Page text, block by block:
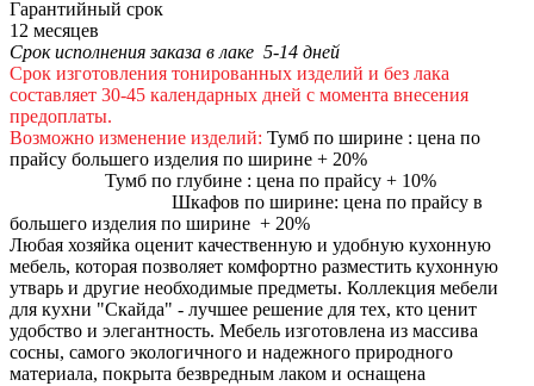
Гарантийный срок
12 месяцев
Срок исполнения заказа в лаке 5-14 дней
Срок изготовления тонированных изделий и без лака
составляет 30-45 календарных дней с момента внесения
предоплаты.
Возможно изменение изделий: Тумб по ширине : цена по
прайсу большего изделия по ширине + 20%
Тумб по глубине : цена по прайсу + 10%
Шкафов по ширине: цена по прайсу в
большего изделия по ширине + 20%
Любая хозяйка оценит качественную и удобную кухонную
мебель, которая позволяет комфортно разместить кухонную
утварь и другие необходимые предметы. Коллекция мебели
для кухни "Скайда" - лучшее решение для тех, кто ценит
удобство и элегантность. Мебель изготовлена из массива
сосны, самого экологичного и надежного природного
материала, покрыта безвредным лаком и оснащена